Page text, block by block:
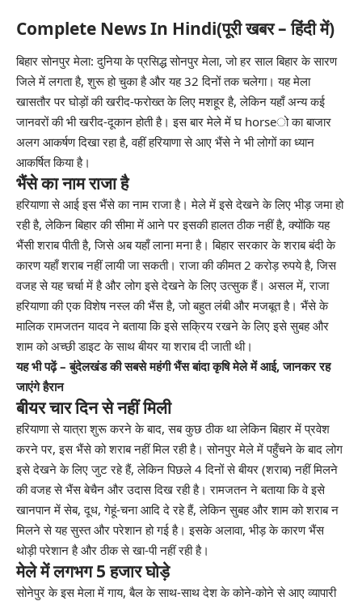
Complete News In Hindi(पूरी खबर – हिंदी में)
बिहार सोनपुर मेला: दुनिया के प्रसिद्ध सोनपुर मेला, जो हर साल बिहार के सारण
जिले में लगता है, शुरू हो चुका है और यह 32 दिनों तक चलेगा। यह मेला
खासतौर पर घोड़ों की खरीद-फरोख्त के लिए मशहूर है, लेकिन यहाँ अन्य कई
जानवरों की भी खरीद-दूकान होती है। इस बार मेले में घ horseो का बाजार
अलग आकर्षण दिखा रहा है, वहीं हरियाणा से आए भैंसे ने भी लोगों का ध्यान
आकर्षित किया है।
भैंसे का नाम राजा है
हरियाणा से आई इस भैंसे का नाम राजा है। मेले में इसे देखने के लिए भीड़ जमा हो
रही है, लेकिन बिहार की सीमा में आने पर इसकी हालत ठीक नहीं है, क्योंकि यह
भैंसी शराब पीती है, जिसे अब यहाँ लाना मना है। बिहार सरकार के शराब बंदी के
कारण यहाँ शराब नहीं लायी जा सकती। राजा की कीमत 2 करोड़ रुपये है, जिस
वजह से यह चर्चा में है और लोग इसे देखने के लिए उत्सुक हैं। असल में, राजा
हरियाणा की एक विशेष नस्ल की भैंस है, जो बहुत लंबी और मजबूत है। भैंसे के
मालिक रामजतन यादव ने बताया कि इसे सक्रिय रखने के लिए इसे सुबह और
शाम को अच्छी डाइट के साथ बीयर या शराब दी जाती थी।
यह भी पढ़ें – बुंदेलखंड की सबसे महंगी भैंस बांदा कृषि मेले में आई, जानकर रह
जाएंगे हैरान
बीयर चार दिन से नहीं मिली
हरियाणा से यात्रा शुरू करने के बाद, सब कुछ ठीक था लेकिन बिहार में प्रवेश
करने पर, इस भैंसे को शराब नहीं मिल रही है। सोनपुर मेले में पहुँचने के बाद लोग
इसे देखने के लिए जुट रहे हैं, लेकिन पिछले 4 दिनों से बीयर (शराब) नहीं मिलने
की वजह से भैंस बेचैन और उदास दिख रही है। रामजतन ने बताया कि वे इसे
खानपान में सेब, दूध, गेहूं-चना आदि दे रहे हैं, लेकिन सुबह और शाम को शराब न
मिलने से यह सुस्त और परेशान हो गई है। इसके अलावा, भीड़ के कारण भैंस
थोड़ी परेशान है और ठीक से खा-पी नहीं रही है।
मेले में लगभग 5 हजार घोड़े
सोनेपुर के इस मेला में गाय, बैल के साथ-साथ देश के कोने-कोने से आए व्यापारी